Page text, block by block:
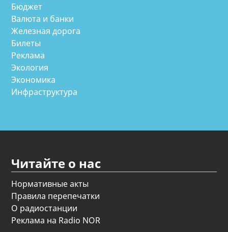
Бюджет
Валюта и банки
Железная дорога
Билеты
Реклама
Экология
Экономика
Инфраструктура
Читайте о нас
Нормативные акты
Правила перепечатки
О радиостанции
Реклама на Radio NOR